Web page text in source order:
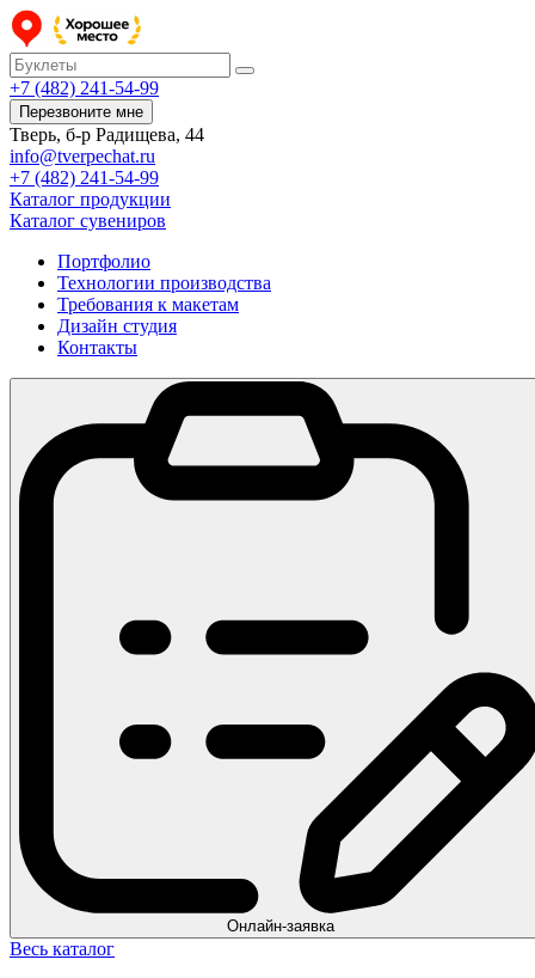
+7 (482) 241-54-99
Перезвоните мне
Тверь, б-р Радищева, 44
info@tverpechat.ru
+7 (482) 241-54-99
Каталог продукции
Каталог сувениров
Портфолио
Технологии производства
Требования к макетам
Дизайн студия
Контакты
Онлайн-заявка
Весь каталог